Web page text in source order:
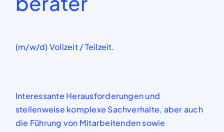
(m/w/d) Vollzeit / Teilzeit.
Interessante Herausforderungen und
stellenweise komplexe Sachverhalte, aber auch
die Führungvon Mitarbeitenden sowie